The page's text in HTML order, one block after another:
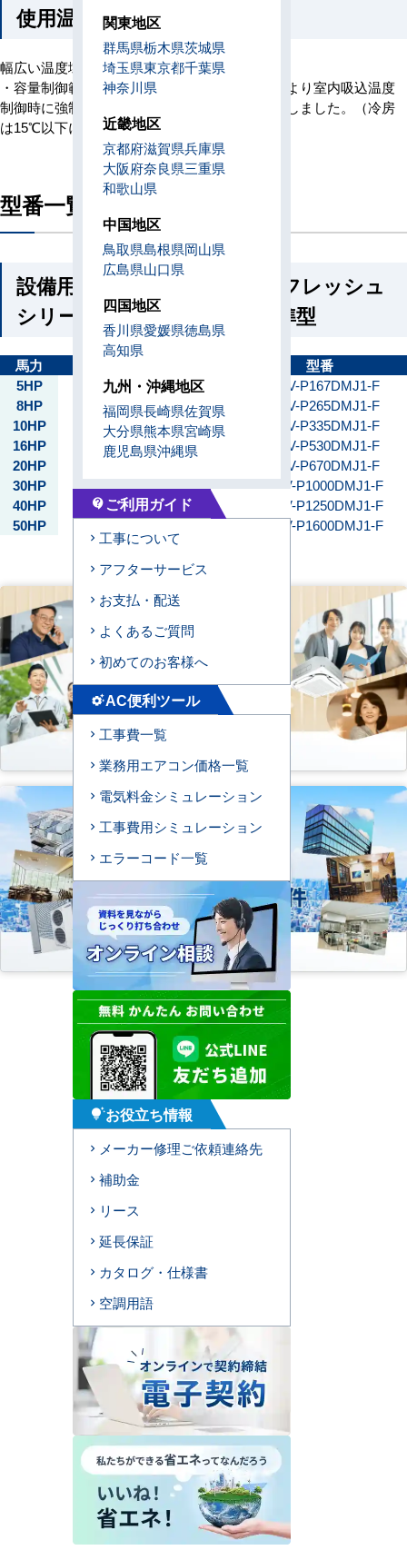
使用温度範囲を拡張
幅広い温度域に対する対応が可能となりました。
・容量制御範囲の見直しと冷媒制御の適正化により室内吸込温度
制御時に強制サーモOFFとなる温度範囲を縮小しました。（冷房
は15℃以下に、暖房は25℃以上に）
型番一覧
設備用 ファシレアDD オールフレッシュ
シリーズ 床置形 シングル 標準型
馬力
型番
5HP
P140
PFHV-P167DMJ1-F
8HP
P224
PFHV-P265DMJ1-F
10HP
P280
PFHV-P335DMJ1-F
16HP
P450
PFHV-P530DMJ1-F
20HP
P560
PFHV-P670DMJ1-F
30HP
P800
PFHV-P1000DMJ1-F
40HP
P1120
PFHV-P1250DMJ1-F
50HP
P1600 PFHV-P1600DMJ1-F
関東地区
群馬県栃木県茨城県
埼玉県東京都千葉県
神奈川県
近畿地区
京都府滋賀県兵庫県
大阪府奈良県三重県
和歌山県
中国地区
鳥取県島根県岡山県
広島県山口県
四国地区
香川県愛媛県徳島県
高知県
九州・沖縄地区
福岡県長崎県佐賀県
大分県熊本県宮崎県
鹿児島県沖縄県
contact_support ご利用ガイド
工事について
アフターサービス
お支払・配送
よくあるご質問
初めてのお客様へ
settings_suggestAC便利ツール
工事費一覧
業務用エアコン価格一覧
電気料金シミュレーション
工事費用シミュレーション
エラーコード一覧
tips_and_updatesお役立ち情報
メーカー修理ご依頼連絡先
補助金
リース
延長保証
カタログ・仕様書
空調用語